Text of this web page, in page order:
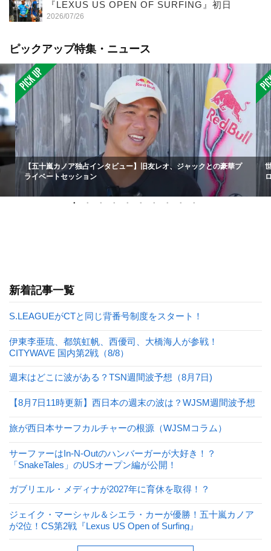
『LEXUS US OPEN OF SURFING』初日
2026/07/26
ピックアップ特集・ニュース
【五十嵐カノア独占インタビュー】旧友レオ、ジャックとの豪華プ
ライベートセッション
新着記事一覧
S.LEAGUEがCTと同じ背番号制度をスタート！
伊東李亜琉、都筑虹帆、西優司、大橋海人が参戦！
CITYWAVE 国内第2戦（8/8）
週末はどこに波がある？TSN週間波予想（8月7日)
【8月7日11時更新】西日本の週末の波は？WJSM週間波予想
旅が西日本サーフカルチャーの根源（WJSMコラム）
サーファーはIn-N-Outのハンバーガーが大好き！？
「SnakeTales」のUSオープン編が公開！
ガブリエル・メディナが2027年に育休を取得！？
ジェイク・マーシャル＆シエラ・カーが優勝！五十嵐カノア
が2位！CS第2戦『Lexus US Open of Surfing』